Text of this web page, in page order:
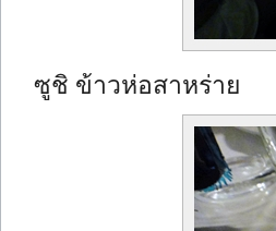
ซูชิ ข้าวห่อสาหร่าย